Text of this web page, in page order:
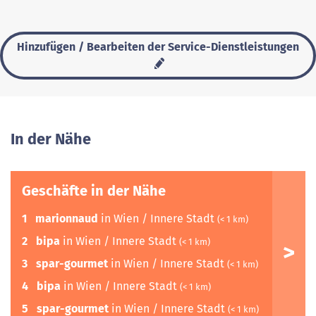
Hinzufügen / Bearbeiten der Service-Dienstleistungen
In der Nähe
Geschäfte in der Nähe
1 marionnaud in Wien / Innere Stadt (< 1 km)
2 bipa in Wien / Innere Stadt (< 1 km)
3 spar-gourmet in Wien / Innere Stadt (< 1 km)
4 bipa in Wien / Innere Stadt (< 1 km)
5 spar-gourmet in Wien / Innere Stadt (< 1 km)